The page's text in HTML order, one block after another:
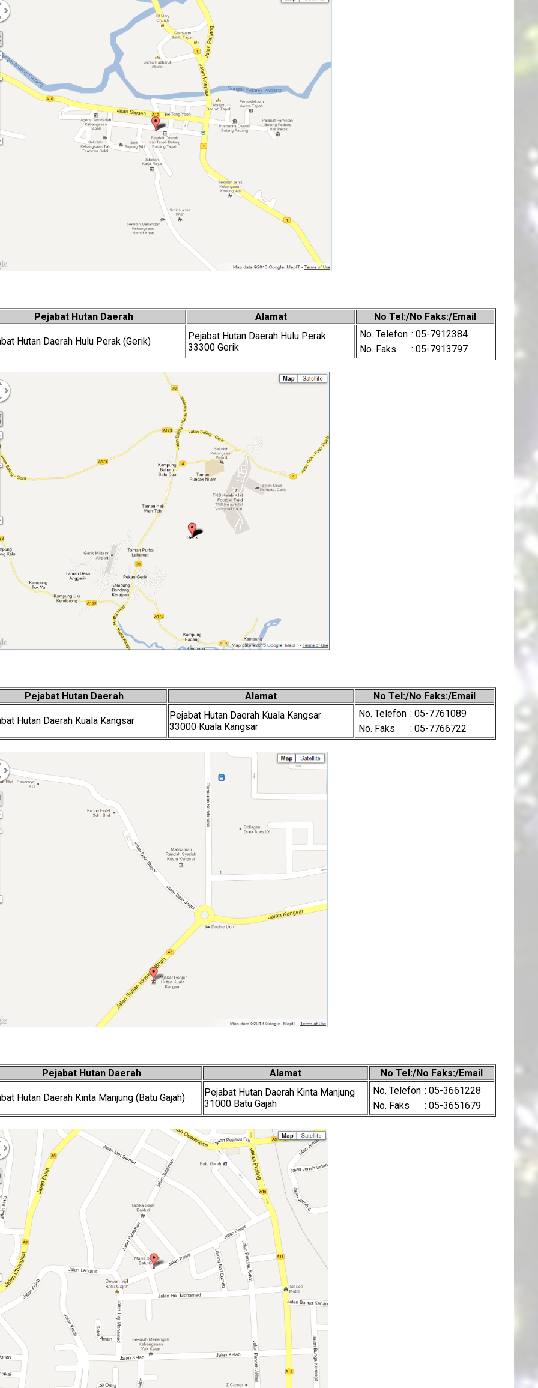
Pejabat Hutan Daerah Alamat No Tel:/No Faks:/Email
Hutan Daerah Hulu Perak (Gerik)
Pejabat Hutan Daerah Hulu Perak
33300 Gerik
No. Telefon : 05-7912384
No. Faks
: 05-7913797
Pejabat Hutan Daerah Alamat No Tel:/No Faks:/Email
Hutan Daerah Kuala Kangsar
Pejabat Hutan Daerah Kuala Kangsar
33000 Kuala Kangsar
No. Telefon : 05-7761089
No. Faks
: 05-7766722
Pejabat Hutan Daerah Alamat No Tel:/No Faks:/Email
Hutan Daerah Kinta Manjung (Batu Gajah)
Pejabat Hutan Daerah Kinta Manjung
31000 Batu Gajah
No. Telefon : 05-3661228
No. Faks
: 05-3651679